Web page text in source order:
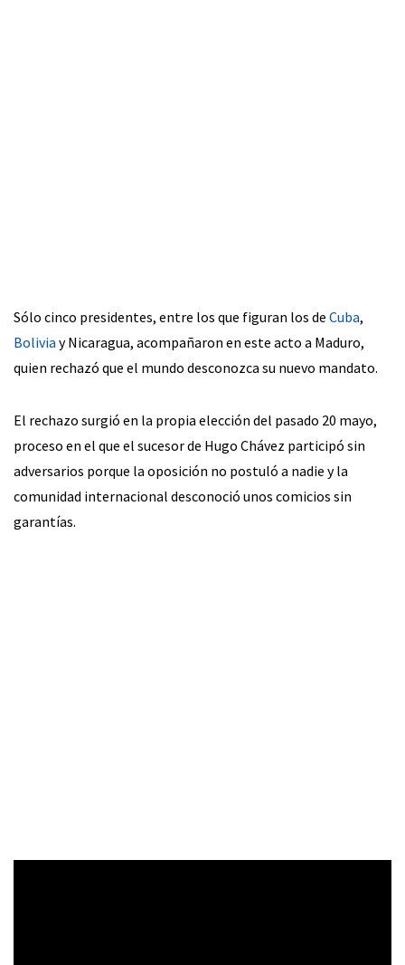
Sólo cinco presidentes, entre los que figuran los de Cuba,
Bolivia y Nicaragua, acompañaron en este acto a Maduro,
quien rechazó que el mundo desconozca su nuevo mandato.
El rechazo surgió en la propia elección del pasado 20 mayo,
proceso en el que el sucesor de Hugo Chávez participó sin
adversarios porque la oposición no postuló a nadie y la
comunidad internacional desconoció unos comicios sin
garantías.